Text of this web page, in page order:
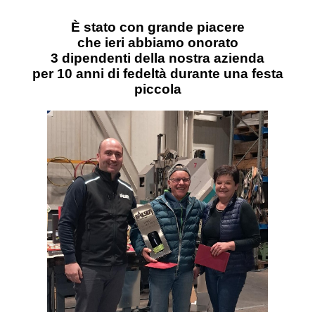
È stato con grande piacere
che ieri abbiamo onorato
3 dipendenti della nostra azienda
per 10 anni di fedeltà durante una festa
piccola